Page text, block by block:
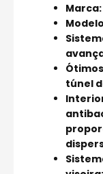
Marca:
túnel